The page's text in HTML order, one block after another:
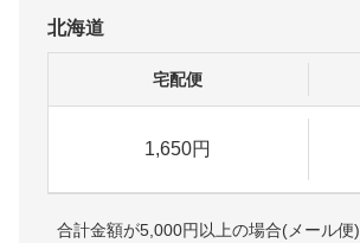
北海道
宅配便
1,650円
合計金額が5,000円以上の場合(メール便)